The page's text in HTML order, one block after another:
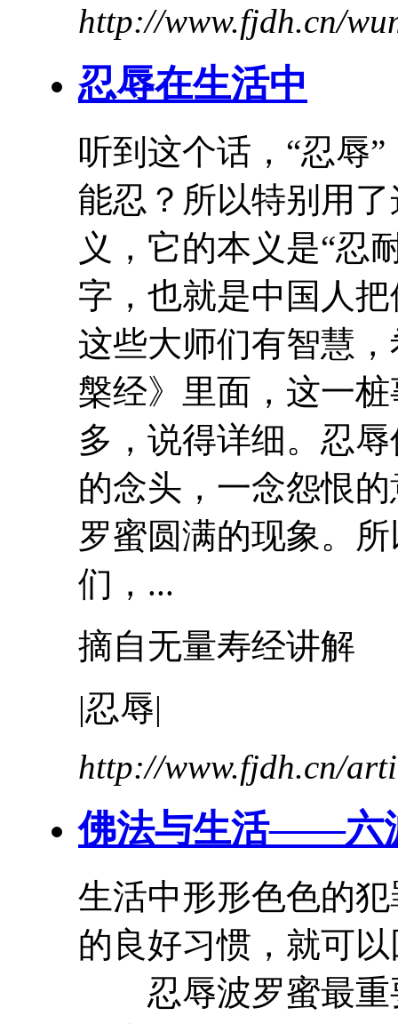
http://www.fjdh.cn/
忍辱在生活中
听到这个话，“忍辱”
能忍？所以特别用
义，它的本义是“忍
字，也就是中国人
这些大师们有智慧
槃经》里面，这一
多，说得详细。 忍辱
的念头，一念怨恨
罗蜜圆满的现象。
们，...
摘自无量寿经讲解
|忍辱|
http://www.fjdh.cn/
佛法与生活——六
生活中形形色色的
的良好习惯，就
忍辱波罗蜜最